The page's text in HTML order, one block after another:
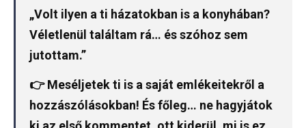
„Volt ilyen a ti házatokban is a konyhában?
Véletlenül találtam rá… és szóhoz sem
jutottam.”
👉 Meséljetek ti is a saját emlékeitekről a
hozzászólásokban! És főleg… ne hagyjátok